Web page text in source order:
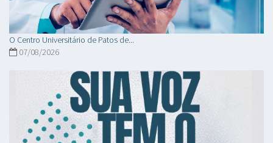
O Centro Universitário de Patos de...
07/08/2026